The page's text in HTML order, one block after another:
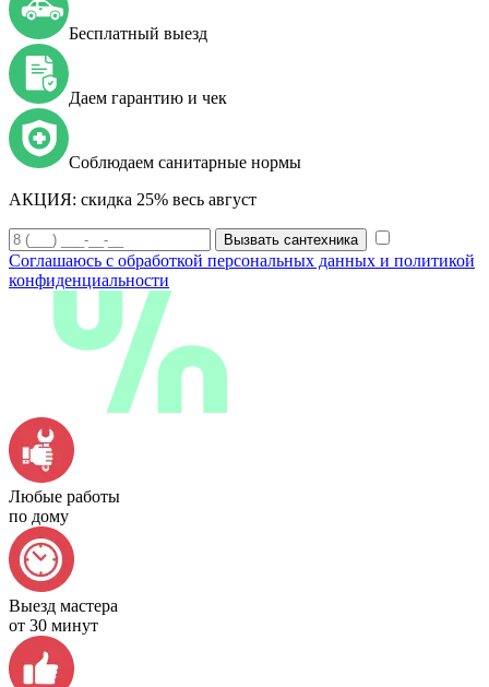
Бесплатный выезд
Даем гарантию и чек
Соблюдаем санитарные нормы
АКЦИЯ: скидка 25% весь август
Вызвать сантехника
Соглашаюсь с обработкой персональных данных и политикой
конфиденциальности
Любые работы
по дому
Выезд мастера
от 30 минут